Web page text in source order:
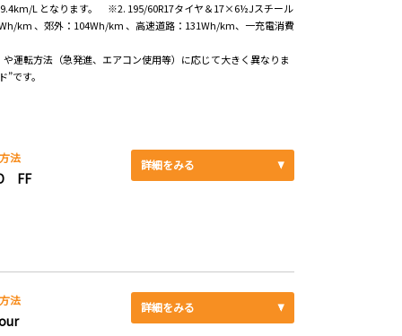
L となります。 ※2. 195/60R17タイヤ＆17×6½Jスチール
km 、郊外：104Wh/km 、高速道路：131Wh/km、一充電消費
運転方法（急発進、エアコン使用等）に応じて大きく異なりま
です。
法
FF
詳細をみる
法 詳細をみる